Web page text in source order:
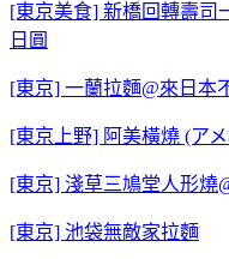
[東京美食] 新橋回轉壽司
日圓
[東京] 一蘭拉麵@來日本
[東京上野] 阿美橫燒 (ア
[東京] 淺草三鳩堂人形燒
[東京] 池袋無敵家拉麵